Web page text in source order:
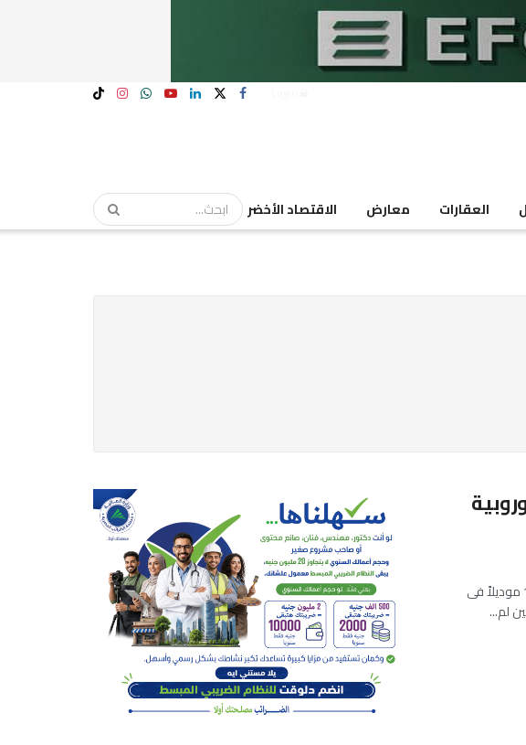
العقارات معارض الاقتصاد الأخضر
شهدت السيارات أوروبية المنشأ ارتفاعاً فى اسعار 11 موديلاً فى
لم...